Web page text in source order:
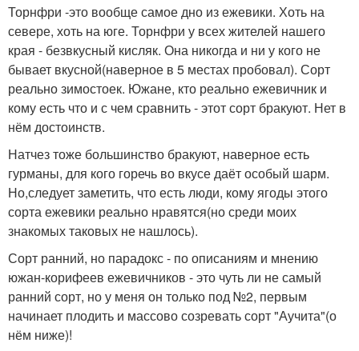
Торнфри -это вообще самое дно из ежевики. Хоть на
севере, хоть на юге. Торнфри у всех жителей нашего
края - безвкусный кисляк. Она никогда и ни у кого не
бывает вкусной(наверное в 5 местах пробовал). Сорт
реально зимостоек. Южане, кто реально ежевичник и
кому есть что и с чем сравнить - этот сорт бракуют. Нет в
нём достоинств.
Натчез тоже большинство бракуют, наверное есть
гурманы, для кого горечь во вкусе даёт особый шарм.
Но,следует заметить, что есть люди, кому ягоды этого
сорта ежевики реально нравятся(но среди моих
знакомых таковых не нашлось).
Сорт ранний, но парадокс - по описаниям и мнению
южан-корифеев ежевичников - это чуть ли не самый
ранний сорт, но у меня он только под №2, первым
начинает плодить и массово созревать сорт "Аучита"(о
нём ниже)!